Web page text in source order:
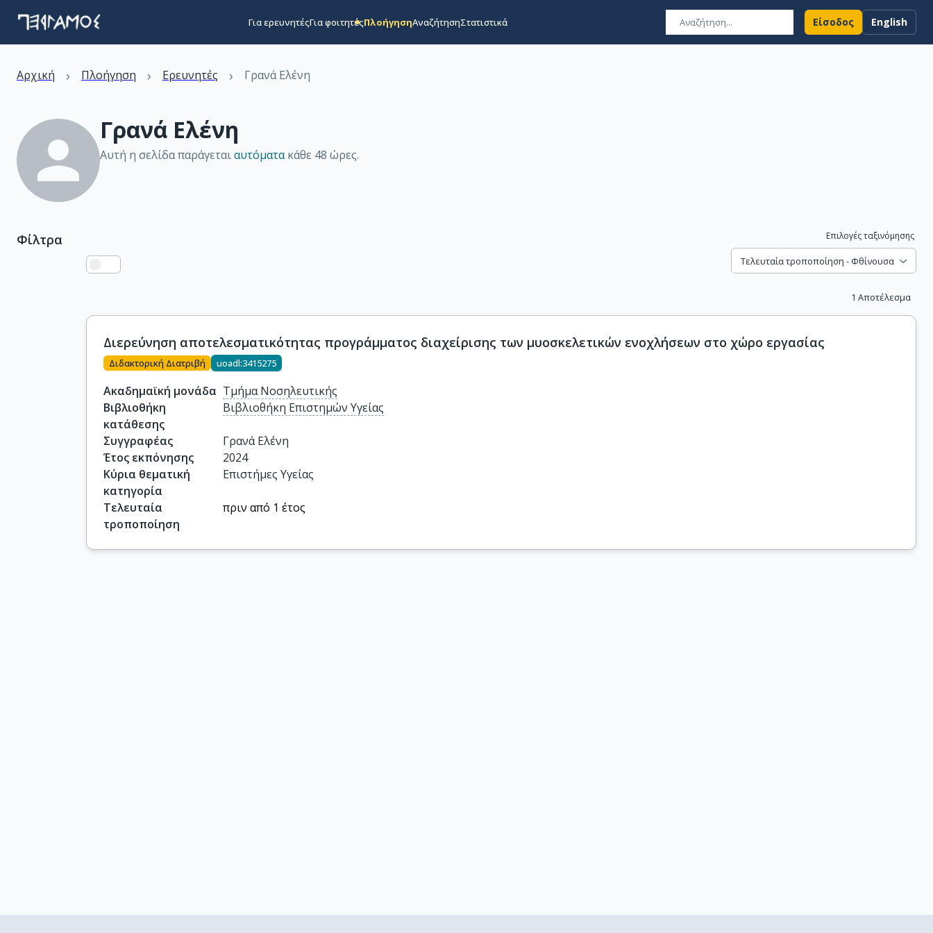
Για ερευνητέςΓια φοιτητέςΠλοήγησηΑναζήτησηΣτατιστικά Είσοδος English
Αρχική › Πλοήγηση › Ερευνητές › Γρανά Ελένη
Γρανά Ελένη
Αυτή η σελίδα παράγεταιαυτόματακάθε 48 ώρες.
Φίλτρα Επιλογές ταξινόμησης
Τελευταία τροποποίηση - Φθίνουσα
1 Αποτέλεσμα
Διερεύνηση αποτελεσματικότητας προγράμματος διαχείρισης των μυοσκελετικών ενοχλήσεων στο χώρο εργασίας
Διδακτορική Διατριβή uoadl:3415275
Ακαδημαϊκή μονάδα Τμήμα Νοσηλευτικής
Βιβλιοθήκη
κατάθεσης
Βιβλιοθήκη Επιστημών Υγείας
Συγγραφέας
Γρανά Ελένη
Έτος εκπόνησης
2024
Κύρια θεματική
κατηγορία
Επιστήμες Υγείας
Τελευταία
τροποποίηση
πριν από 1 έτος